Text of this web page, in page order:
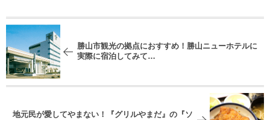
勝山市観光の拠点におすすめ！勝山ニューホテルに
実際に宿泊してみて…
地元民が愛してやまない！『グリルやまだ』の『ソ